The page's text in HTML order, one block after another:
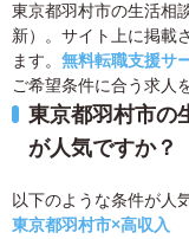
東京都羽村市の生活相
新）。サイト上に掲載
ます。 無料転職支援サ
ご希望条件に合う求人
東京都羽村市の
が人気ですか？
以下のような条件が人
東京都羽村市×高収入